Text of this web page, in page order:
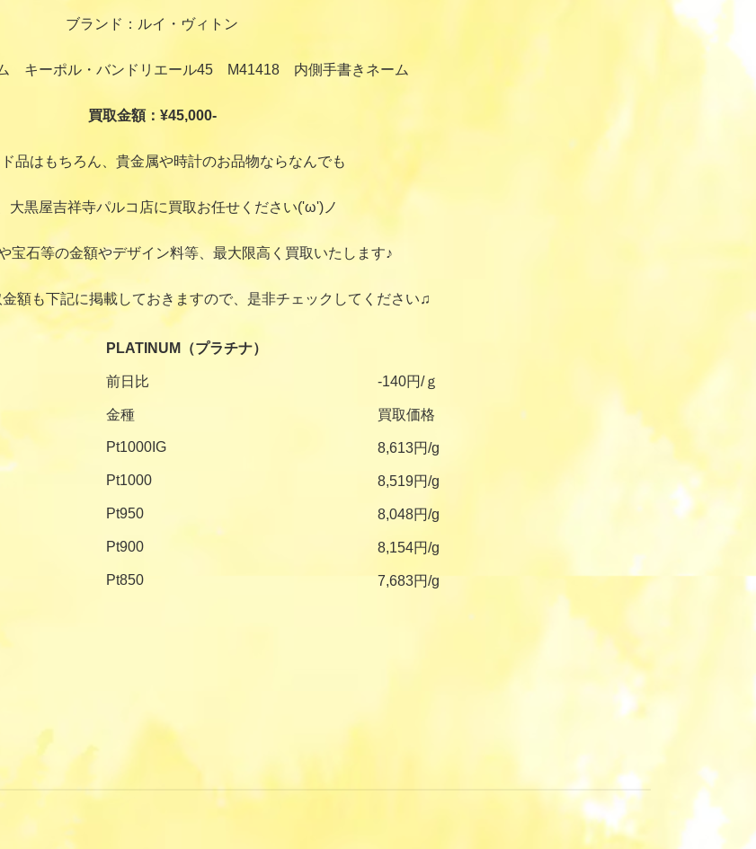
ブランド：ルイ・ヴィトン
キーポル・バンドリエール45 M41418 内側手書きネーム
買取金額：¥45,000-
品はもちろん、貴金属や時計のお品物ならなんでも
大黒屋吉祥寺パルコ店に買取お任せください('ω')ノ
宝石等の金額やデザイン料等、最大限高く買取いたします♪
額も下記に掲載しておきますので、是非チェックしてください♫
PLATINUM（プラチナ）
前日比 -140円/ｇ
金種 買取価格
Pt1000IG 8,613円/g
Pt1000 8,519円/g
Pt950 8,048円/g
Pt900 8,154円/g
Pt850 7,683円/g